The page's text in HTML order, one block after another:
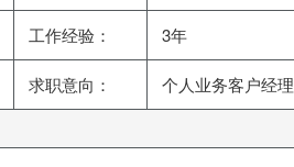
工作经验： 3年
求职意向： 个人业务客户经理